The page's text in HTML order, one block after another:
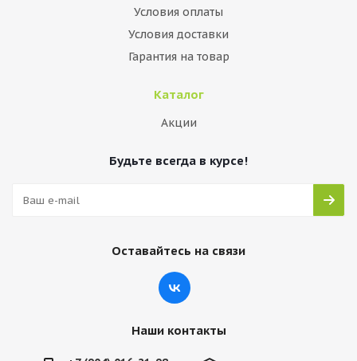
Условия оплаты
Условия доставки
Гарантия на товар
Каталог
Акции
Будьте всегда в курсе!
Оставайтесь на связи
Наши контакты